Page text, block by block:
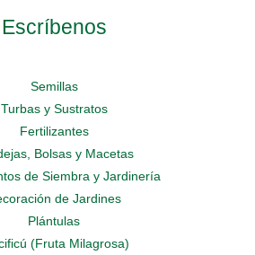
Escríbenos
Semillas
Turbas y Sustratos
Fertilizantes
Bolsas y Macetas
de Siembra y Jardinería
de Jardines
Plántulas
(Fruta Milagrosa)